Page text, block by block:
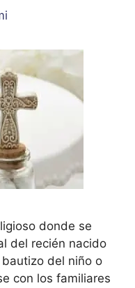
donde se
del recién nacido
del niño o
con los familiares